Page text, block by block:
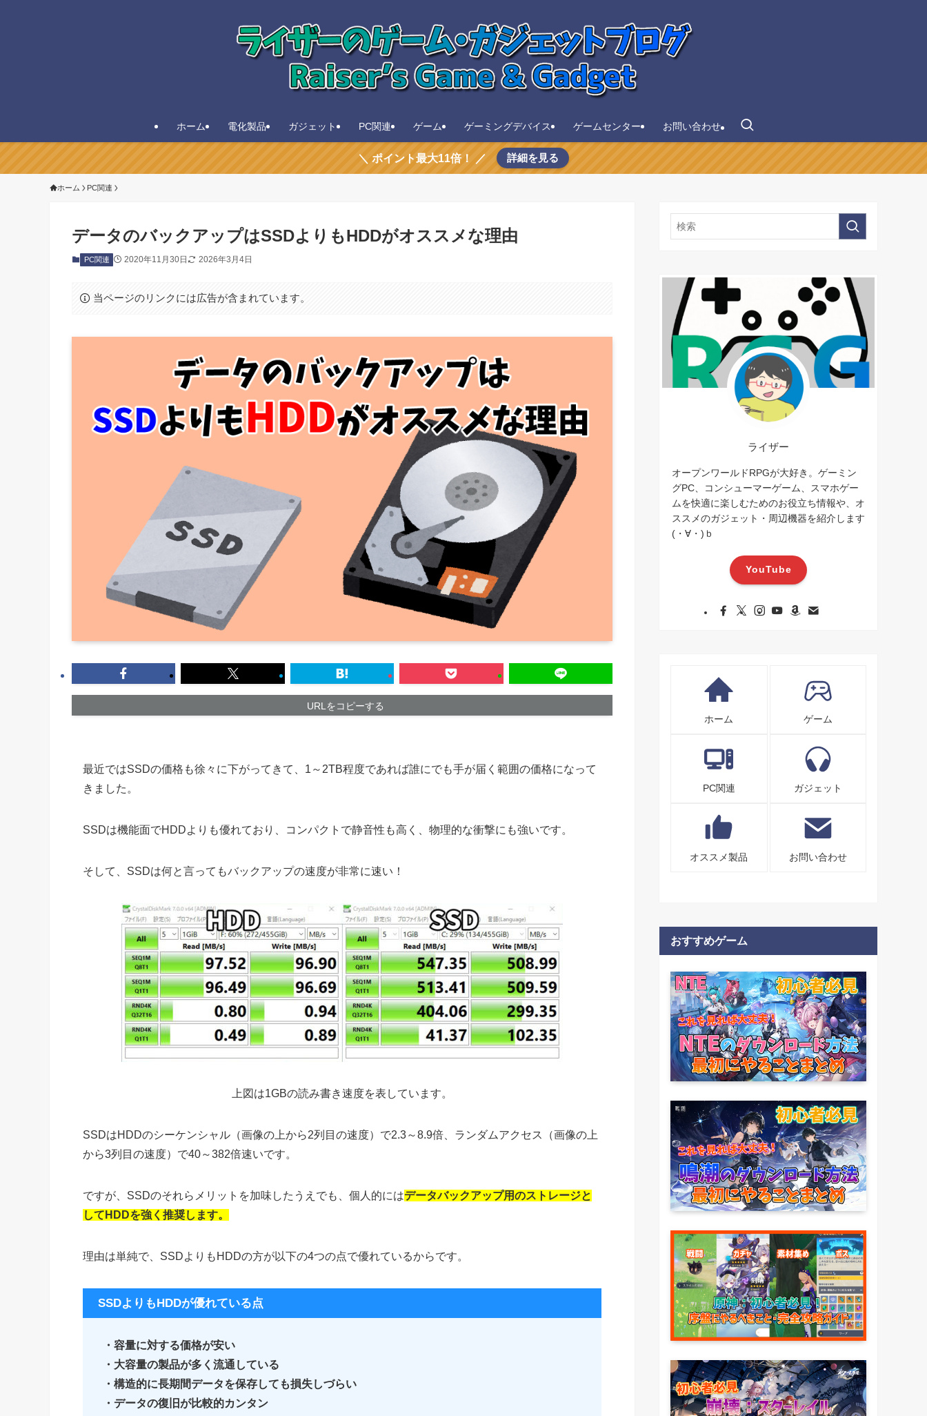
ホーム 電化製品 ガジェット PC関連 ゲーム ゲーミングデバイス ゲームセンター お問い合わせ
＼ ポイント最大11倍！ ／ 詳細を見る
ホーム PC関連
データのバックアップはSSDよりもHDDがオススメな理由
PC関連 2020年11月30日 2026年3月4日
当ページのリンクには広告が含まれています。
URLをコピーする
最近ではSSDの価格も徐々に下がってきて、1～2TB程度であれば誰にでも手が届く範囲の価格になって
きました。
SSDは機能面でHDDよりも優れており、コンパクトで静音性も高く、物理的な衝撃にも強いです。
そして、SSDは何と言ってもバックアップの速度が非常に速い！
上図は1GBの読み書き速度を表しています。
SSDはHDDのシーケンシャル（画像の上から2列目の速度）で2.3～8.9倍、ランダムアクセス（画像の上
から3列目の速度）で40～382倍速いです。
ですが、SSDのそれらメリットを加味したうえでも、個人的にはデータバックアップ用のストレージと
してHDDを強く推奨します。
理由は単純で、SSDよりもHDDの方が以下の4つの点で優れているからです。
SSDよりもHDDが優れている点
・容量に対する価格が安い
・大容量の製品が多く流通している
・構造的に長期間データを保存しても損失しづらい
・データの復旧が比較的カンタン
ライザー
オープンワールドRPGが大好き。ゲーミン
グPC、コンシューマーゲーム、スマホゲー
ムを快適に楽しむためのお役立ち情報や、オ
ススメのガジェット・周辺機器を紹介します
(・∀・)ｂ
YouTube
ホーム ゲーム
PC関連 ガジェット
オススメ製品 お問い合わせ
おすすめゲーム